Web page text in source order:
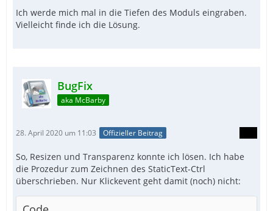
Ich werde mich mal in die Tiefen des Moduls eingraben.
Vielleicht finde ich die Lösung.
BugFix
aka McBarby
28. April 2020 um 11:03 Offizieller Beitrag
So, Resizen und Transparenz konnte ich lösen. Ich habe
die Prozedur zum Zeichnen des StaticText-Ctrl
überschrieben. Nur Klickevent geht damit (noch) nicht: